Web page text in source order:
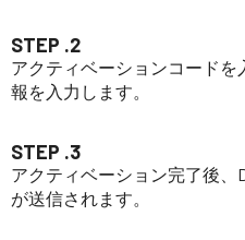
STEP .2
アクティベーションコード
報を入力します。
STEP .3
アクティベーション完了後、
が送信されます。